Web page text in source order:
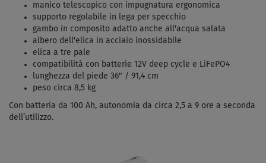
manico telescopico con impugnatura ergonomica
supporto regolabile in lega per specchio
gambo in composito adatto anche all'acqua salata
albero dell'elica in acciaio inossidabile
elica a tre pale
compatibilità con batterie 12V deep cycle e LiFePO4
lunghezza del piede 36" / 91,4 cm
peso circa 8,5 kg
Con batteria da 100 Ah, autonomia da circa 2,5 a 9 ore a seconda
dell’utilizzo.